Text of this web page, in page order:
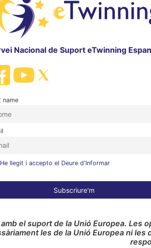
Nacional de Suport eTwinning
name
He llegit i accepto el Deure d'Informar
el suport de la Unió Europea.
les de la Unió Europea ni les